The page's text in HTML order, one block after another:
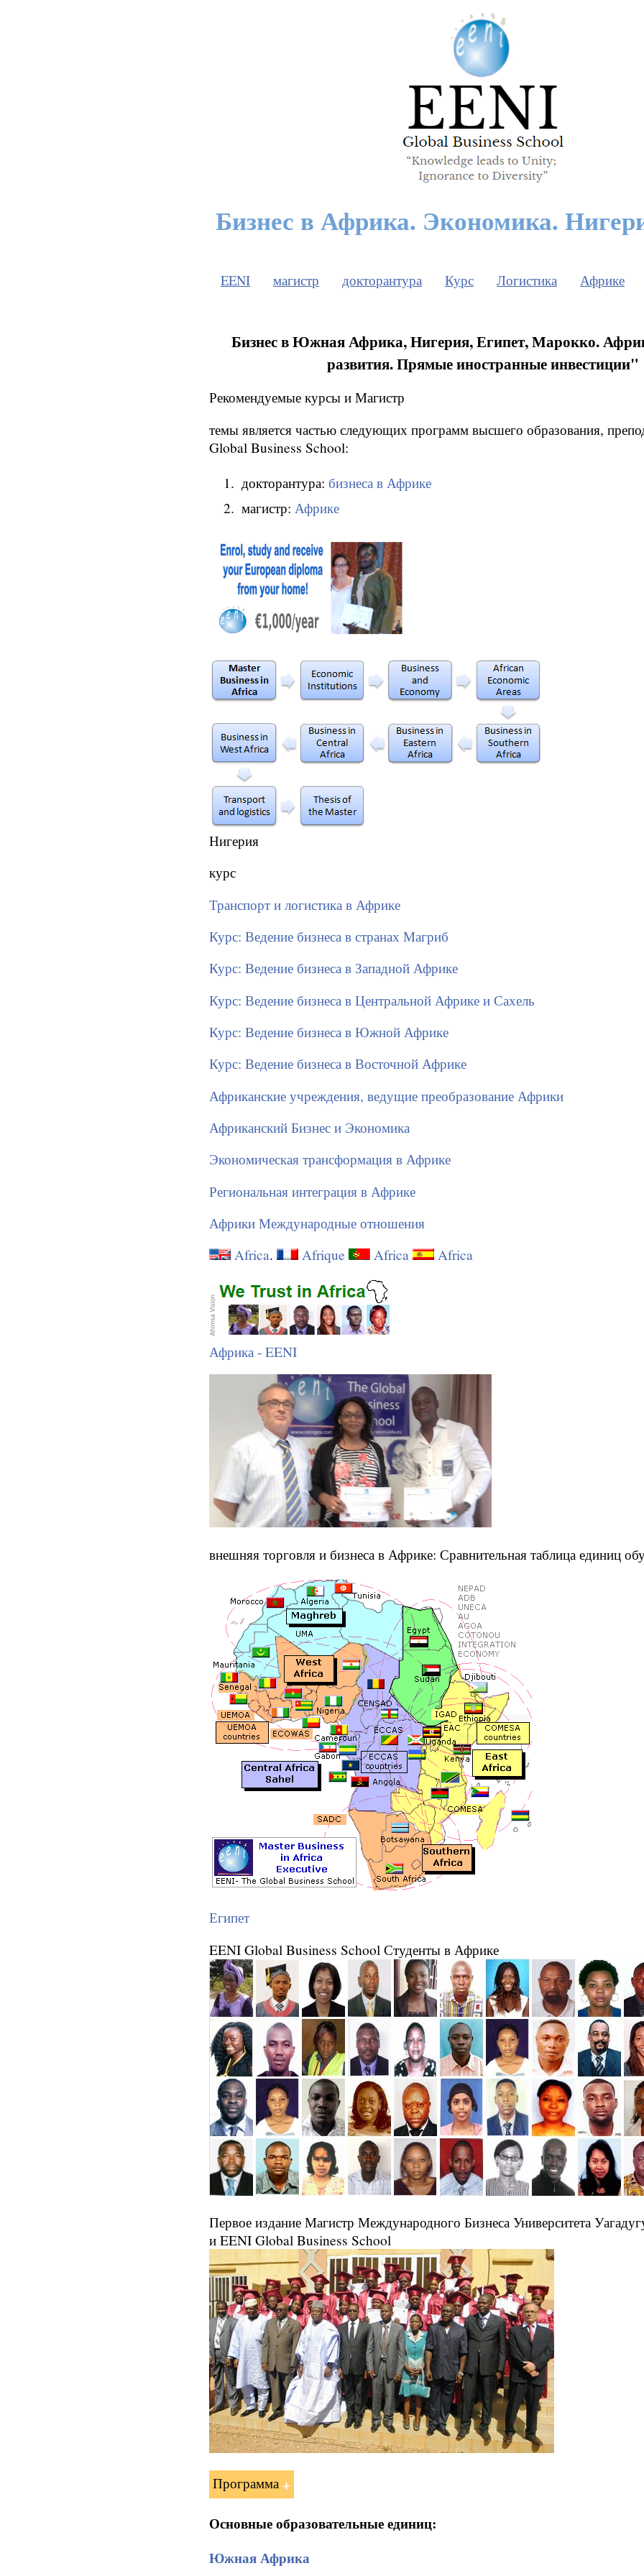
Бизнес в Африка. Экономика.
EENI магистр докторантура Курс Логистика Африке
Бизнес в Южная Африка, Нигерия, Египет, Марокко.
развития. Прямые иностранные инвестиции"
Рекомендуемые курсы и Магистр
темы является частью следующих программ высшего образования,
Global Business School:
докторантура: бизнеса в Африке
магистр: Африке
Нигерия
курс
Транспорт и логистика в Африке
Курс: Ведение бизнеса в странах Магриб
Курс: Ведение бизнеса в Западной Африке
Курс: Ведение бизнеса в Центральной Африке и Сахель
Курс: Ведение бизнеса в Южной Африке
Курс: Ведение бизнеса в Восточной Африке
Африканские учреждения, ведущие преобразование Африки
Африканский Бизнес и Экономика
Экономическая трансформация в Африке
Региональная интеграция в Африке
Африки Международные отношения
Africa. Afrique Africa Africa
Африка - EENI
внешняя торговля и бизнеса в Африке: Сравнительная таблица единиц
Египет
EENI Global Business School Студенты в Африке
Первое издание Магистр Международного Бизнеса Университета
и EENI Global Business School
Программа
Основные образовательные единиц:
Южная Африка